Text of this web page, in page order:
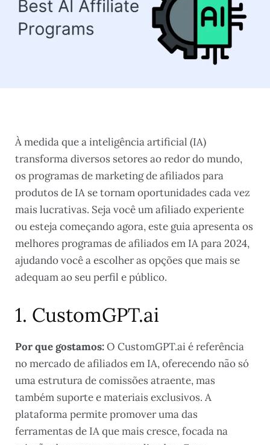
À medida que a inteligência artificial (IA)
transforma diversos setores ao redor do mundo,
os programas de marketing de afiliados para
produtos de IA se tornam oportunidades cada vez
mais lucrativas. Seja você um afiliado experiente
ou esteja começando agora, este guia apresenta os
melhores programas de afiliados em IA para 2024,
ajudando você a escolher as opções que mais se
adequam ao seu perfil e público.
1. CustomGPT.ai
Por que gostamos:O CustomGPT.ai é referência
no mercado de afiliados em IA, oferecendo não só
uma estrutura de comissões atraente, mas
também suporte e materiais exclusivos. A
plataforma permite promover uma das
ferramentas de IA que mais cresce, focada na